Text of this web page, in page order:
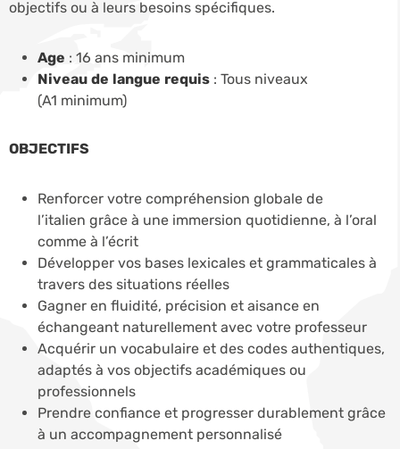
objectifs ou à leurs besoins spécifiques.
Age : 16 ans minimum
Niveau de langue requis : Tous niveaux
(A1 minimum)
OBJECTIFS
Renforcer votre compréhension globale de
l’italien grâce à une immersion quotidienne, à l’oral
comme à l’écrit
Développer vos bases lexicales et grammaticales à
travers des situations réelles
Gagner en fluidité, précision et aisance en
échangeant naturellement avec votre professeur
Acquérir un vocabulaire et des codes authentiques,
adaptés à vos objectifs académiques ou
professionnels
Prendre confiance et progresser durablement grâce
à un accompagnement personnalisé